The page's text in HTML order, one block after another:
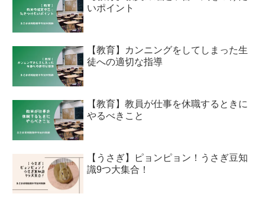
いポイント
【教育】カンニングをしてしまった生
徒への適切な指導
【教育】教員が仕事を休職するときに
やるべきこと
【うさぎ】ピョンピョン！うさぎ豆知
識9つ大集合！